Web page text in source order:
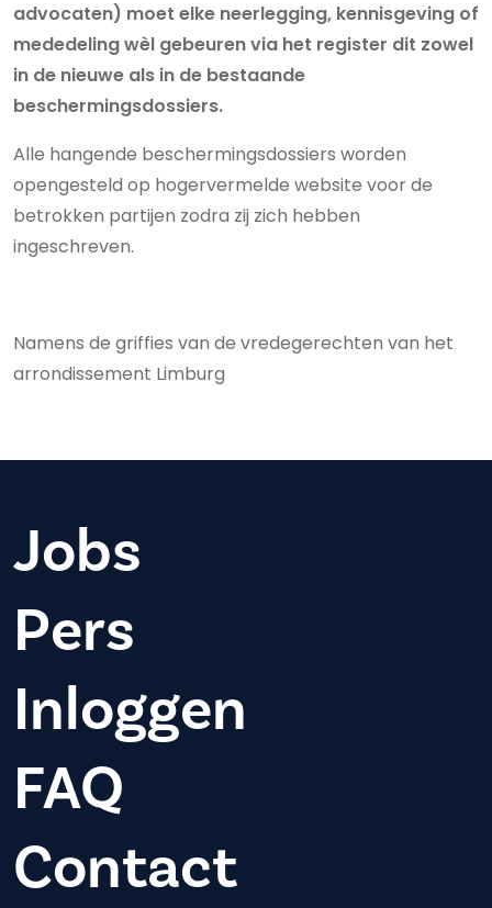
advocaten) moet elke neerlegging, kennisgeving of
mededeling wèl gebeuren via het register dit zowel
in de nieuwe als in de bestaande
beschermingsdossiers.
Alle hangende beschermingsdossiers worden
opengesteld op hogervermelde website voor de
betrokken partijen zodra zij zich hebben
ingeschreven.
Namens de griffies van de vredegerechten van het
arrondissement Limburg
Jobs
Pers
Inloggen
FAQ
Contact